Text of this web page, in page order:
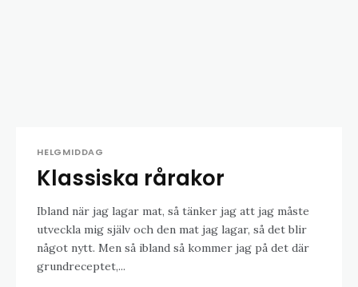
HELGMIDDAG
Klassiska rårakor
Ibland när jag lagar mat, så tänker jag att jag måste
utveckla mig själv och den mat jag lagar, så det blir
något nytt. Men så ibland så kommer jag på det där
grundreceptet,...